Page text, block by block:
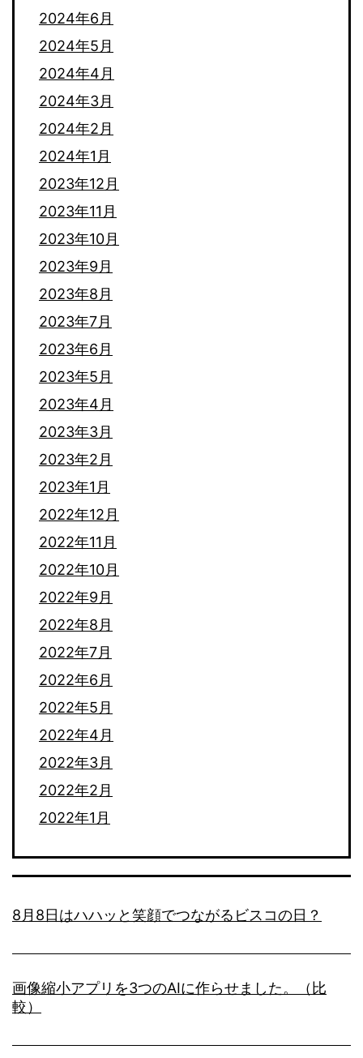
2024年6月
2024年5月
2024年4月
2024年3月
2024年2月
2024年1月
2023年12月
2023年11月
2023年10月
2023年9月
2023年8月
2023年7月
2023年6月
2023年5月
2023年4月
2023年3月
2023年2月
2023年1月
2022年12月
2022年11月
2022年10月
2022年9月
2022年8月
2022年7月
2022年6月
2022年5月
2022年4月
2022年3月
2022年2月
2022年1月
8月8日はハハッと笑顔でつながるビスコの日？
画像縮小アプリを3つのAIに作らせました。（比
較）